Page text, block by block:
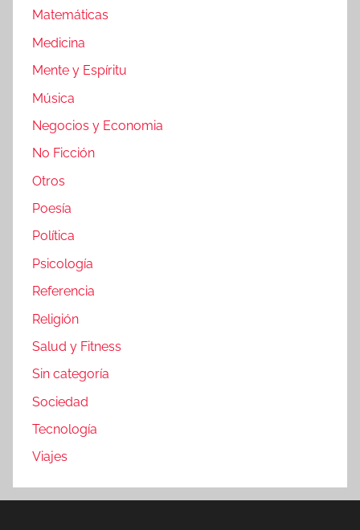
Matemáticas
Medicina
Mente y Espíritu
Música
Negocios y Economia
No Ficción
Otros
Poesía
Política
Psicología
Referencia
Religión
Salud y Fitness
Sin categoría
Sociedad
Tecnología
Viajes